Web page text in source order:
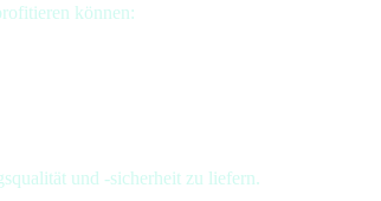
können:
und -sicherheit zu liefern.